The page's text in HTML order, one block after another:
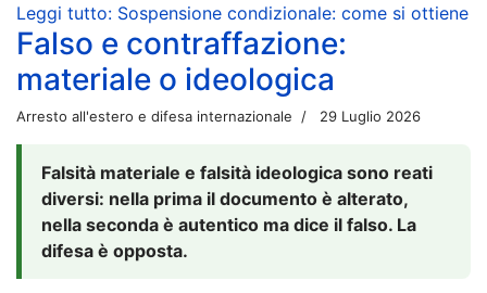
Leggi tutto: Sospensione condizionale: come si ottiene
Falso e contraffazione:
materiale o ideologica
Arresto all'estero e difesa internazionale 29 Luglio 2026
Falsità materiale e falsità ideologica sono reati
diversi: nella prima il documento è alterato,
nella seconda è autentico ma dice il falso. La
difesa è opposta.